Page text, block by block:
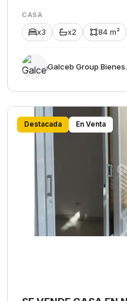
CASA
x3 x2 84 m²
Destacada En Venta